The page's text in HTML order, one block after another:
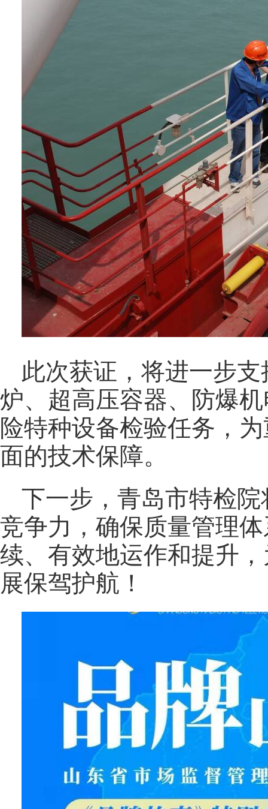
此次获证，将进一步
炉、超高压容器、防爆
险特种设备检验任务，
面的技术保障。
下一步，青岛市特检
竞争力，确保质量管理
续、有效地运作和提升
展保驾护航！